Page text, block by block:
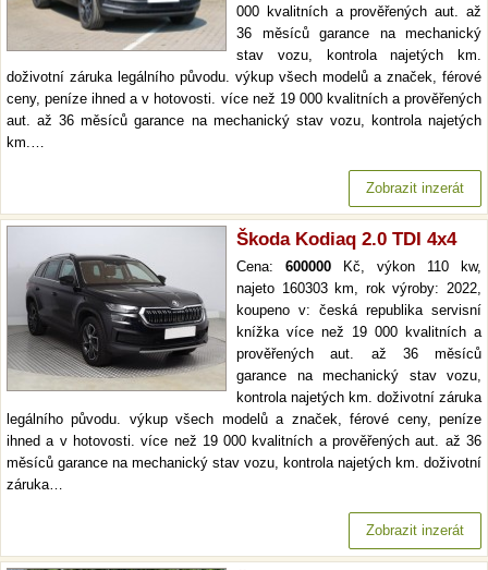
000 kvalitních a prověřených aut. až
36 měsíců garance na mechanický
stav vozu, kontrola najetých km.
doživotní záruka legálního původu. výkup všech modelů a značek, férové
ceny, peníze ihned a v hotovosti. více než 19 000 kvalitních a prověřených
aut. až 36 měsíců garance na mechanický stav vozu, kontrola najetých
km.…
Zobrazit inzerát
Škoda Kodiaq 2.0 TDI 4x4
Cena: 600000 Kč, výkon 110 kw,
najeto 160303 km, rok výroby: 2022,
koupeno v: česká republika servisní
knížka více než 19 000 kvalitních a
prověřených aut. až 36 měsíců
garance na mechanický stav vozu,
kontrola najetých km. doživotní záruka
legálního původu. výkup všech modelů a značek, férové ceny, peníze
ihned a v hotovosti. více než 19 000 kvalitních a prověřených aut. až 36
měsíců garance na mechanický stav vozu, kontrola najetých km. doživotní
záruka…
Zobrazit inzerát